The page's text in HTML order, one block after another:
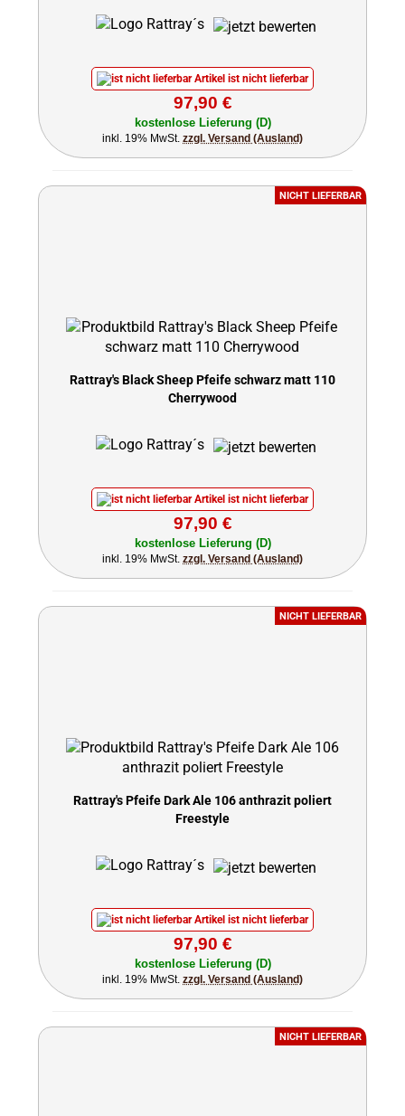
Artikel ist nicht lieferbar
97,90 €
kostenlose Lieferung (D)
inkl. 19% MwSt. zzgl. Versand (Ausland)
NICHT LIEFERBAR
Rattray's Black Sheep Pfeife schwarz matt 110
Cherrywood
Artikel ist nicht lieferbar
97,90 €
kostenlose Lieferung (D)
inkl. 19% MwSt. zzgl. Versand (Ausland)
NICHT LIEFERBAR
Rattray's Pfeife Dark Ale 106 anthrazit poliert
Freestyle
Artikel ist nicht lieferbar
97,90 €
kostenlose Lieferung (D)
inkl. 19% MwSt. zzgl. Versand (Ausland)
NICHT LIEFERBAR